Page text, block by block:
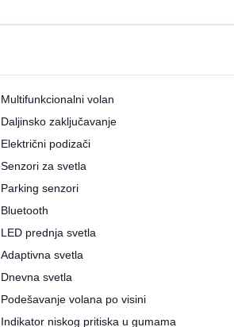
Multifunkcionalni volan
Daljinsko zaključavanje
Električni podizači
Senzori za svetla
Parking senzori
Bluetooth
LED prednja svetla
Adaptivna svetla
Dnevna svetla
Podešavanje volana po visini
Indikator niskog pritiska u gumama